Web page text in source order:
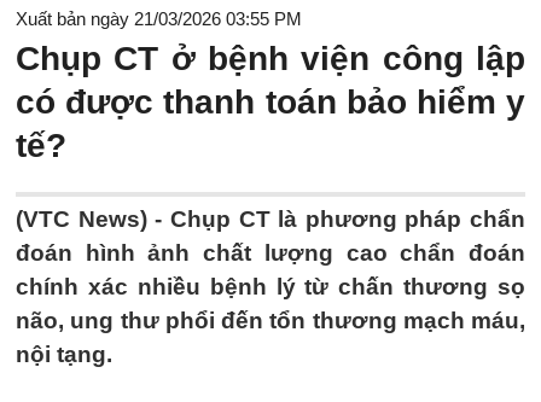
Xuất bản ngày 21/03/2026 03:55 PM
Chụp CT ở bệnh viện công lập
có được thanh toán bảo hiểm y
tế?
(VTC News) - Chụp CT là phương pháp chẩn
đoán hình ảnh chất lượng cao chẩn đoán
chính xác nhiều bệnh lý từ chấn thương sọ
não, ung thư phổi đến tổn thương mạch máu,
nội tạng.